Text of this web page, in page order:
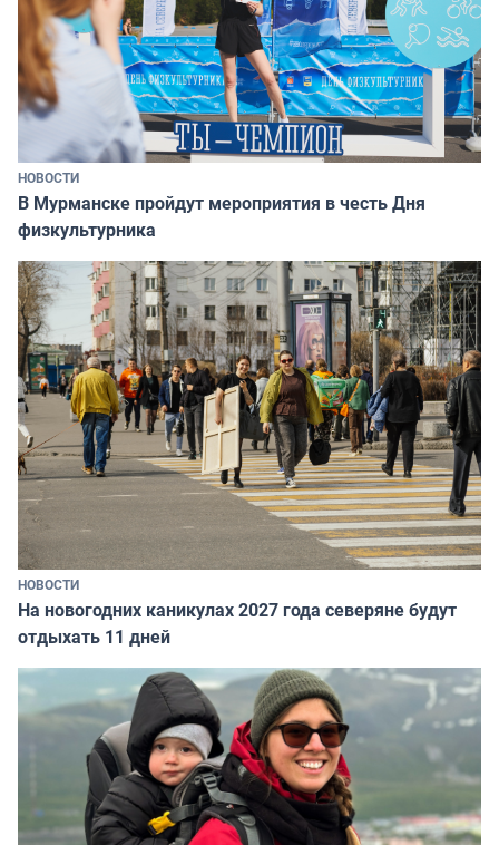
НОВОСТИ
В Мурманске пройдут мероприятия в честь Дня
физкультурника
НОВОСТИ
На новогодних каникулах 2027 года северяне будут
отдыхать 11 дней